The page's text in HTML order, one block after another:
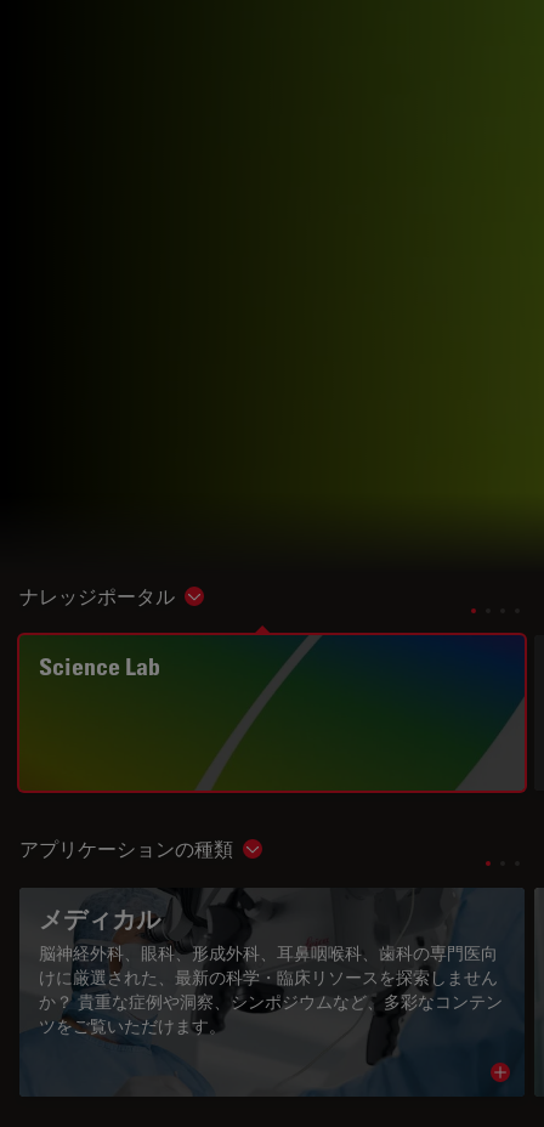
ナレッジポータル Show subnavigation
Science Lab
アプリケーションの種類 Show subnavigation
メディカル
脳神経外科、眼科、形成外科、耳鼻咽喉科、歯科の専門医向
けに厳選された、最新の科学・臨床リソースを探索しません
か？ 貴重な症例や洞察、シンポジウムなど、多彩なコンテン
ツをご覧いただけます。